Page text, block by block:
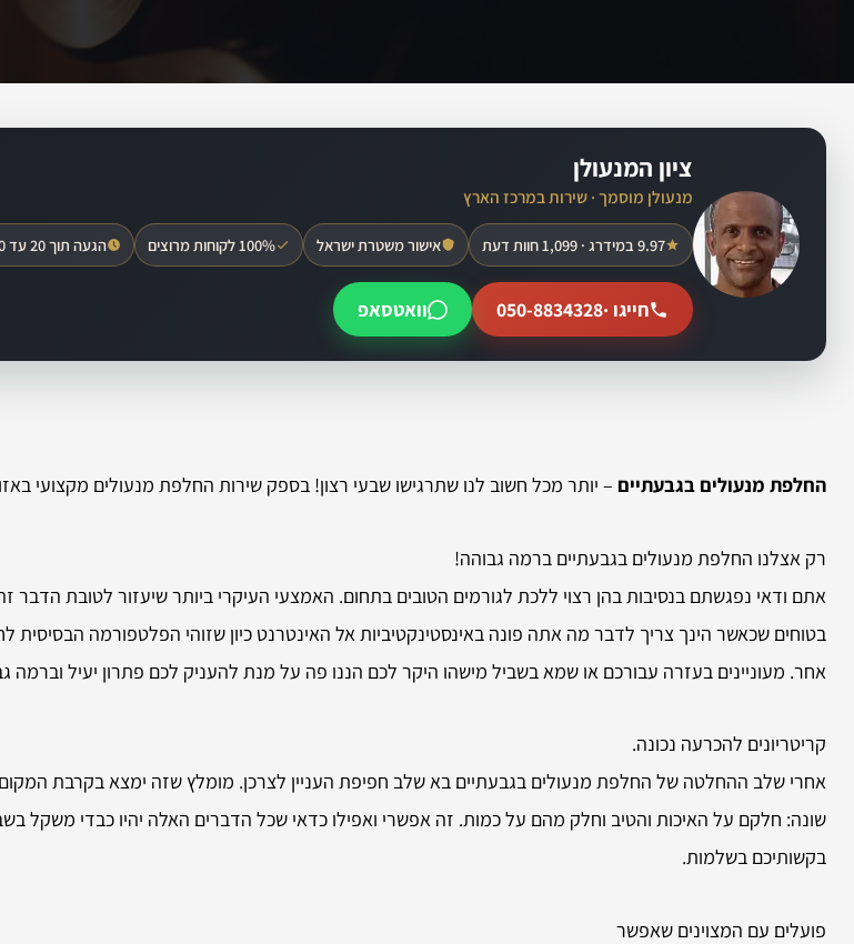
ציון המנעולן
מנעולן מוסמך · שירות במרכז הארץ
9.97 במידרג · 1,099 חוות דעת אישור משטרת ישראל 100% לקוחות מרוצים הגעה תוך 20 עד 40 דקות
חייגו ·050-8834328 וואטסאפ
החלפת מנעולים בגבעתיים – יותר מכל חשוב לנו שתרגישו שבעי רצון! בספק שירות החלפת מנעולים מקצועי
רק אצלנו החלפת מנעולים בגבעתיים ברמה גבוהה!
אתם ודאי נפגשתם בנסיבות בהן רצוי ללכת לגורמים הטובים בתחום. האמצעי העיקרי ביותר שיעזור לטובת הדבר
בטוחים שכאשר הינך צריך לדבר מה אתה פונה באינסטינקטיביות אל האינטרנט כיון שזוהי הפלטפורמה הבסיסית
אחר. מעוניינים בעזרה עבורכם או שמא בשביל מישהו היקר לכם הננו פה על מנת להעניק לכם פתרון יעיל וברמה
קריטריונים להכרעה נכונה.
אחרי שלב ההחלטה של החלפת מנעולים בגבעתיים בא שלב חפיפת העניין לצרכן. מומלץ שזה ימצא בקרבת
שונה: חלקם על האיכות והטיב וחלק מהם על כמות. זה אפשרי ואפילו כדאי שכל הדברים האלה יהיו כבדי משקל
בקשותיכם בשלמות.
פועלים עם המצוינים שאפשר